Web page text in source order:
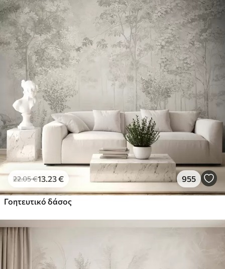
22.05€13 .23€ 955
Γοητευτικό δάσος